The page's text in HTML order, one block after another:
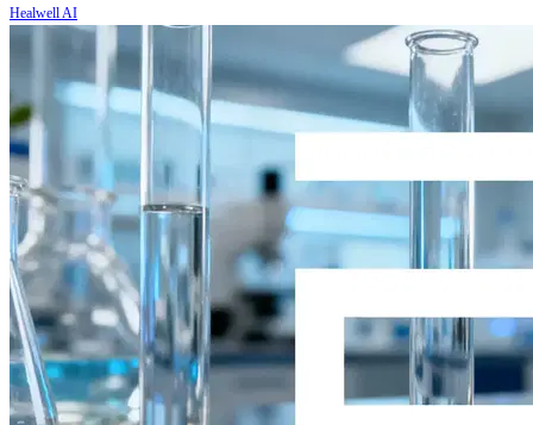
Healwell AI